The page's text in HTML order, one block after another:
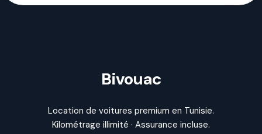
Bivouac
Location de voitures premium en Tunisie.
Kilométrage illimité · Assurance incluse.